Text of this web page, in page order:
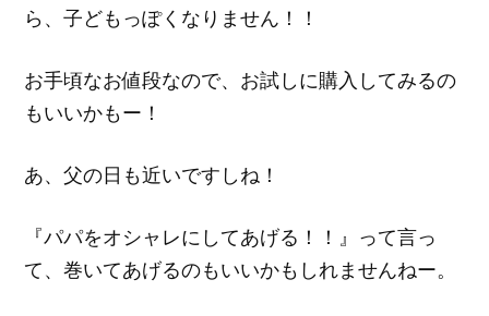
ら、子どもっぽくなりません！！
お手頃なお値段なので、お試しに購入してみるの
もいいかもー！
あ、父の日も近いですしね！
『パパをオシャレにしてあげる！！』って言っ
て、巻いてあげるのもいいかもしれませんねー。